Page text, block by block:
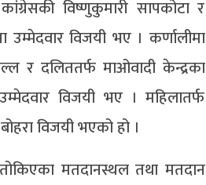
विष्णुकुमारी सापकोटा र
विजयी भए । कर्णालीमा
र दलिततर्फ माओवादी केन्द्रका
विजयी भए । महिलातर्फ
विजयी भएको हो ।
मतदानस्थल तथा मतदान